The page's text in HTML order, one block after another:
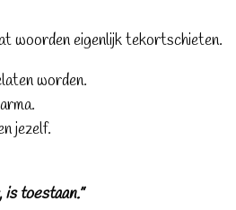
woorden eigenlijk tekortschieten.
worden.
jezelf.
toestaan.”